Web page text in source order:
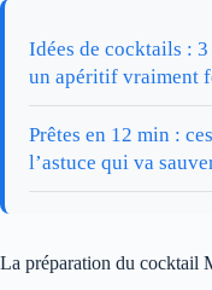
Idées de cocktails :
un apéritif vraiment
Prêtes en 12 min :
l’astuce qui va
La préparation du cocktail